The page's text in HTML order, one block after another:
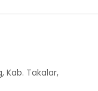
Kab. Takalar,